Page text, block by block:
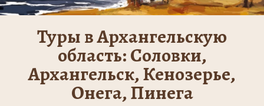
Туры в Архангельскую
область: Соловки,
Архангельск, Кенозерье,
Онега, Пинега